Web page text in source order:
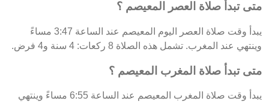
متى تبدأ صلاة العصر المعيصم ؟
يبدأ وقت صلاة العصر اليوم المعيصم عند الساعة 3:47 مساءً
وينتهي عند المغرب. تشمل هذه الصلاة 8 ركعات: 4 سنة و4 فرض.
متى تبدأ صلاة المغرب المعيصم ؟
يبدأ وقت صلاة المغرب المعيصم عند الساعة 6:55 مساءً وينتهي